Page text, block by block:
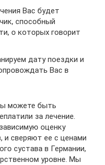
Вас будет
способный
о которых говорит
дату поездки и
Вас в
можете быть
за лечение.
оценку
и сверяют ее с ценами
сустава в Германии,
уровне. Мы